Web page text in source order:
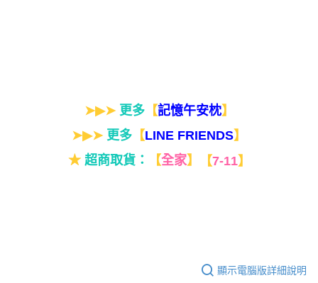
➤▶➤ 更多【記憶午安枕】
➤▶➤ 更多 【LINE FRIENDS】
★ 超商取貨： 【全家】 【7-11】
顯示電腦版詳細說明